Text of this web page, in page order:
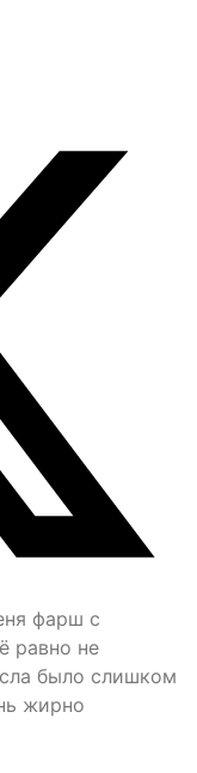
фарш с
равно не
было слишком
жирно